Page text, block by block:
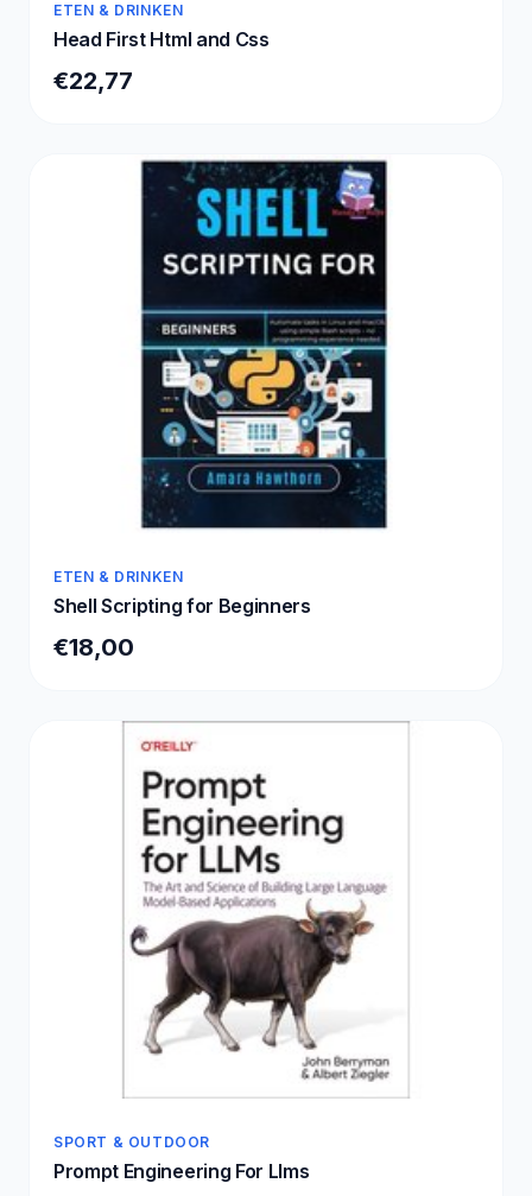
ETEN & DRINKEN
Head First Html and Css
€22,77
ETEN & DRINKEN
Shell Scripting for Beginners
€18,00
SPORT & OUTDOOR
Prompt Engineering For Llms